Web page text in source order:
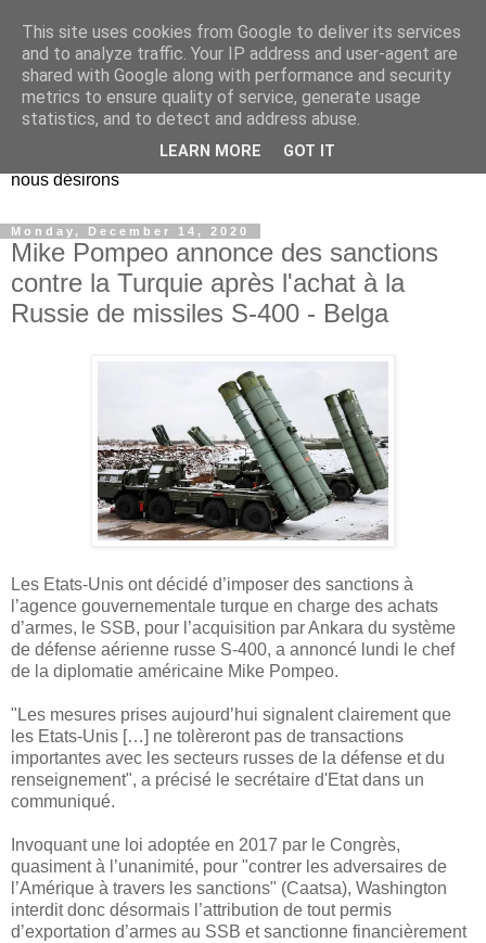
EL Etos UT
Dieu Créateur, considérez que nous ne nous entendons pas
nous-même et que nous ne savons pas ce que nous
voulons, et que nous nous éloignons infiniment de ce que
nous désirons
Monday, December 14, 2020
Mike Pompeo annonce des sanctions
contre la Turquie après l'achat à la
Russie de missiles S-400 - Belga
Les Etats-Unis ont décidé d’imposer des sanctions à
l’agence gouvernementale turque en charge des achats
d’armes, le SSB, pour l’acquisition par Ankara du système
de défense aérienne russe S-400, a annoncé lundi le chef
de la diplomatie américaine Mike Pompeo.
"Les mesures prises aujourd’hui signalent clairement que
les Etats-Unis […] ne tolèreront pas de transactions
importantes avec les secteurs russes de la défense et du
renseignement", a précisé le secrétaire d'Etat dans un
communiqué.
Invoquant une loi adoptée en 2017 par le Congrès,
quasiment à l’unanimité, pour "contrer les adversaires de
l’Amérique à travers les sanctions" (Caatsa), Washington
interdit donc désormais l’attribution de tout permis
d’exportation d’armes au SSB et sanctionne financièrement
This site uses cookies from Google to deliver its services
and to analyze traffic. Your IP address and user-agent are
shared with Google along with performance and security
metrics to ensure quality of service, generate usage
statistics, and to detect and address abuse.
LEARN MORE GOT IT